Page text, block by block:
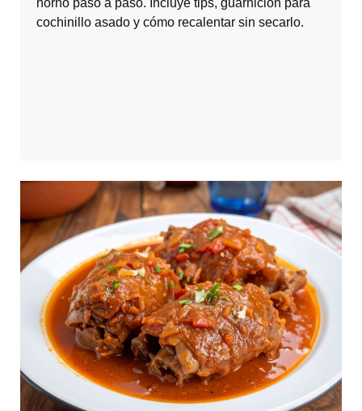
cochinillo asado y cómo recalentar sin secarlo.